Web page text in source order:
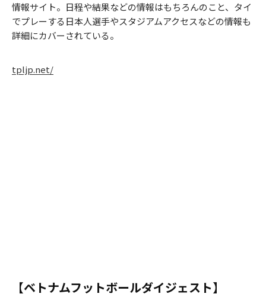
情報サイト。日程や結果などの情報はもちろんのこと、タイ
でプレーする日本人選手やスタジアムアクセスなどの情報も
詳細にカバーされている。
tpljp.net/
【ベトナムフットボールダイジェスト】